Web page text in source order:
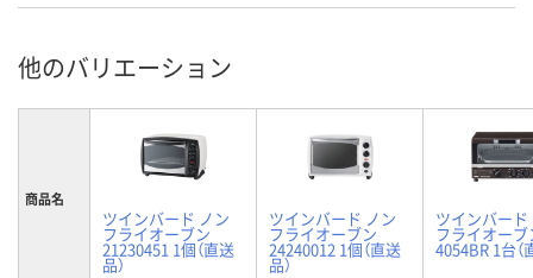
他のバリエーション
商品名
ツインバード ノン
フライオーブン
21230451 1個（直送
品）
ツインバード ノン
フライオーブン
24240012 1個（直送
品）
ツインバード
フライオーブ
4054BR 1台（